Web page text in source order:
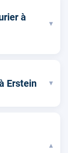
à
▾
Erstein ▾
▾